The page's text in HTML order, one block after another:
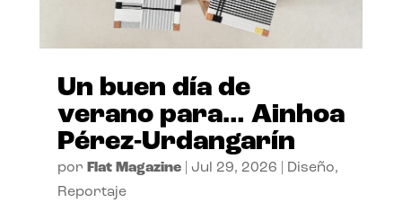
Un buen día de
verano para… Ainhoa
Pérez-Urdangarín
por Flat Magazine| Jul 29, 2026 Diseño,
Reportaje